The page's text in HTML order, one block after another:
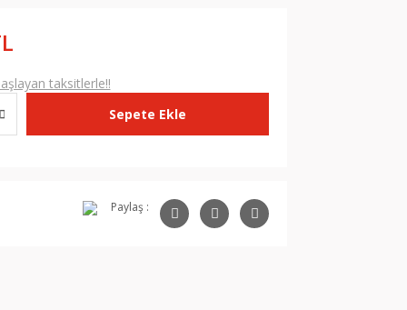
taksitlerle!!
Sepete Ekle
Paylaş :